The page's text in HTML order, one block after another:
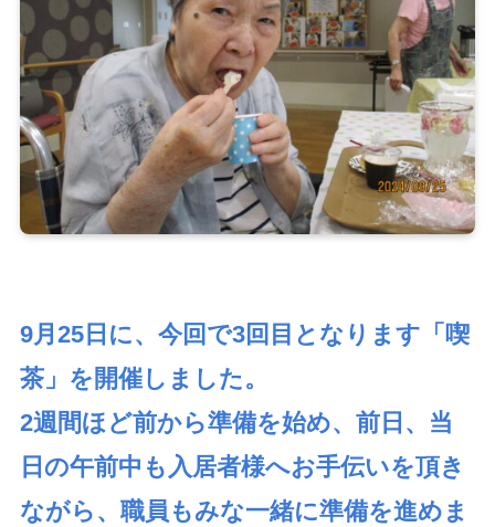
9月25日に、今回で3回目となります「喫
茶」を開催しました。
2週間ほど前から準備を始め、前日、当
日の午前中も入居者様へお手伝いを頂き
ながら、職員もみな一緒に準備を進めま